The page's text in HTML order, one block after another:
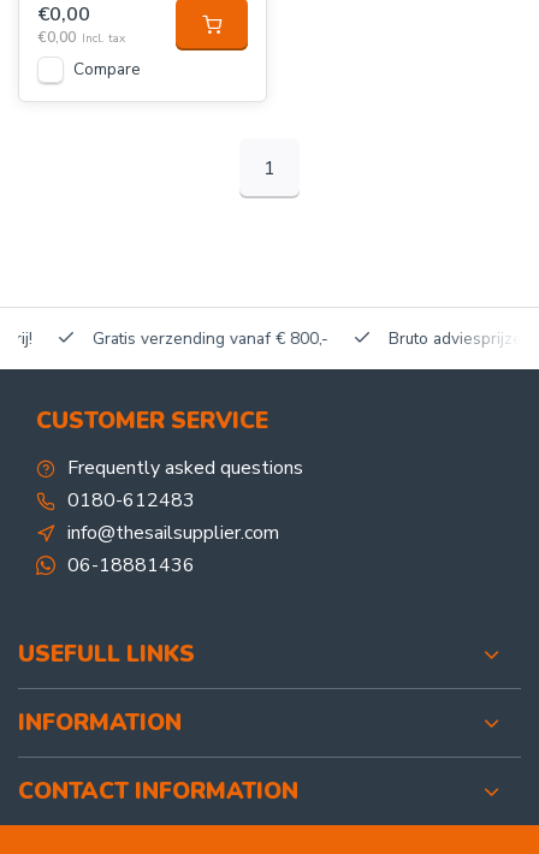
€0,00
€0,00 Incl. tax
Compare
1
Gratis verzending vanaf € 800,- Bruto adviesprijzen,
CUSTOMER SERVICE
Frequently asked questions
0180-612483
info@thesailsupplier.com
06-18881436
USEFULL LINKS
INFORMATION
CONTACT INFORMATION